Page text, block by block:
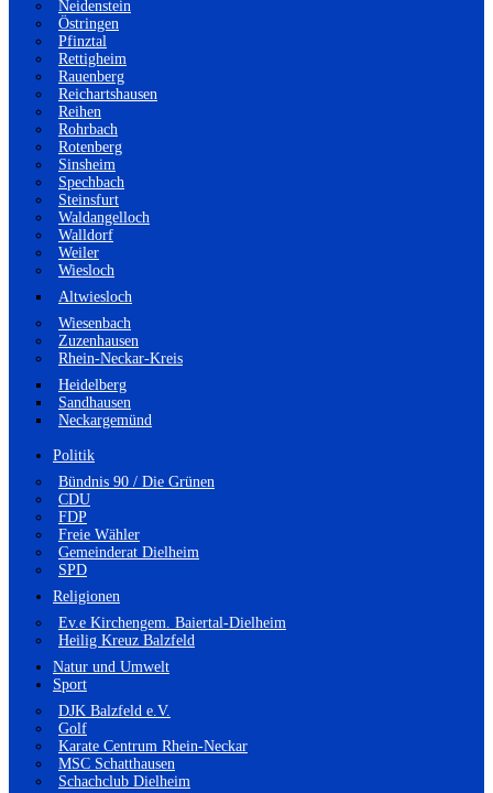
Neidenstein
Östringen
Pfinztal
Rettigheim
Rauenberg
Reichartshausen
Reihen
Rohrbach
Rotenberg
Sinsheim
Spechbach
Steinsfurt
Waldangelloch
Walldorf
Weiler
Wiesloch
Altwiesloch
Wiesenbach
Zuzenhausen
Rhein-Neckar-Kreis
Heidelberg
Sandhausen
Neckargemünd
Politik
Bündnis 90 / Die Grünen
CDU
FDP
Freie Wähler
Gemeinderat Dielheim
SPD
Religionen
Ev.e Kirchengem. Baiertal-Dielheim
Heilig Kreuz Balzfeld
Natur und Umwelt
Sport
DJK Balzfeld e.V.
Golf
Karate Centrum Rhein-Neckar
MSC Schatthausen
Schachclub Dielheim